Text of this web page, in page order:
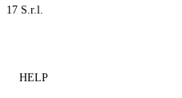
17 S.r.l.
HELP